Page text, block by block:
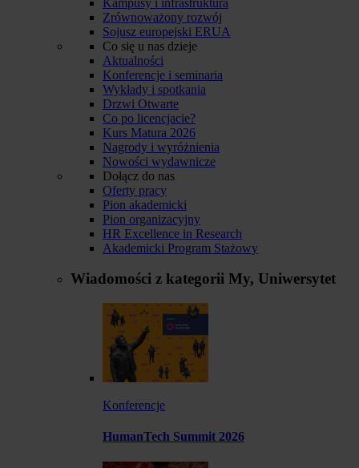
Zrównoważony rozwój
Sojusz europejski ERUA
Co się u nas dzieje
Aktualności
Konferencje i seminaria
Wykłady i spotkania
Drzwi Otwarte
Co po licencjacie?
Kurs Matura 2026
Nagrody i wyróżnienia
Nowości wydawnicze
Dołącz do nas
Oferty pracy
Pion akademicki
Pion organizacyjny
HR Excellence in Research
Akademicki Program Stażowy
Wiadomości z kategorii My, Uniwersytet
Konferencje
HumanTech Summit 2026